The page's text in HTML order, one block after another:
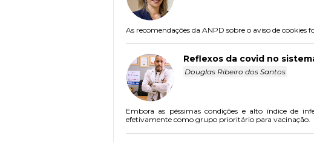
As recomendações da ANPD sobre o aviso de
Reflexos da covid no
Douglas Ribeiro dos Santos
Embora as péssimas condições e alto índice de
efetivamente como grupo prioritário para vacinação.